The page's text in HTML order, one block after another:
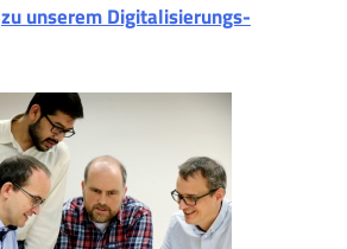
zu unserem Digitalisierungs-